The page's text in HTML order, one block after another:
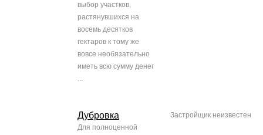
выбор участков,
растянувшихся на
восемь десятков
гектаров к тому же
вовсе необязательно
иметь всю сумму денег
...
Дубровка
Для полноценной
Застройщик неизвестен